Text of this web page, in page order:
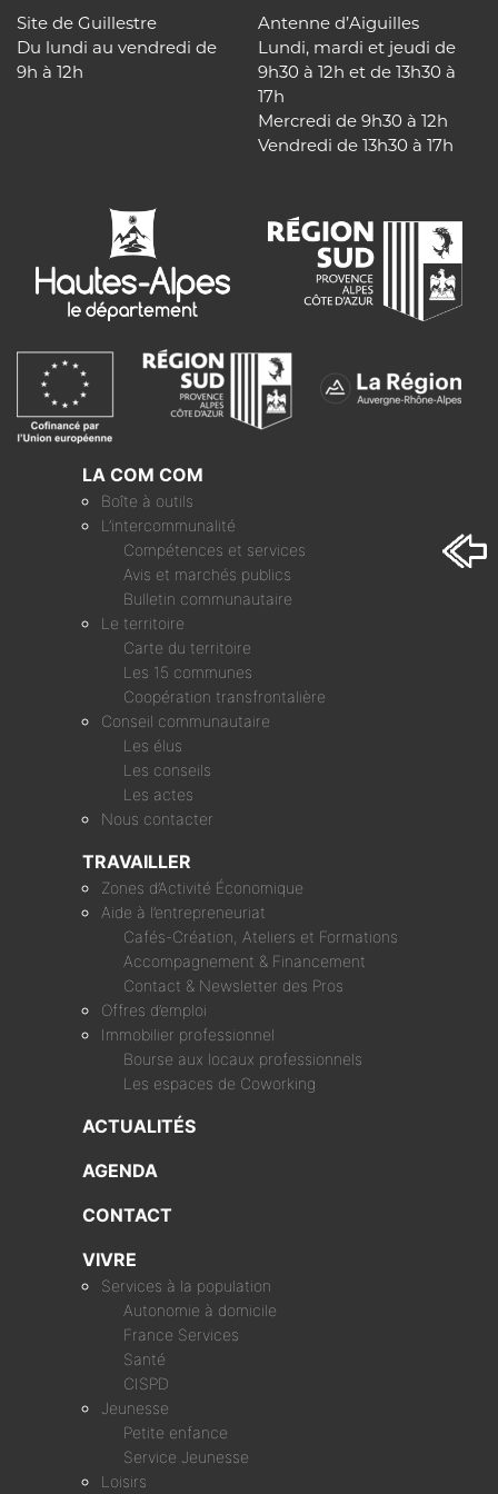
Site de Guillestre
Du lundi au vendredi de
9h à 12h
Antenne d’Aiguilles
Lundi, mardi et jeudi de
9h30 à 12h et de 13h30 à
17h
Mercredi de 9h30 à 12h
Vendredi de 13h30 à 17h
LA COM COM
Boîte à outils
L’intercommunalité
Compétences et services
Avis et marchés publics
Bulletin communautaire
Le territoire
Carte du territoire
Les 15 communes
Coopération transfrontalière
Conseil communautaire
Les élus
Les conseils
Les actes
Nous contacter
TRAVAILLER
Zones d’Activité Économique
Aide à l’entrepreneuriat
Cafés-Création, Ateliers et Formations
Accompagnement & Financement
Contact & Newsletter des Pros
Offres d’emploi
Immobilier professionnel
Bourse aux locaux professionnels
Les espaces de Coworking
ACTUALITÉS
AGENDA
CONTACT
VIVRE
Services à la population
Autonomie à domicile
France Services
Santé
CISPD
Jeunesse
Petite enfance
Service Jeunesse
Loisirs